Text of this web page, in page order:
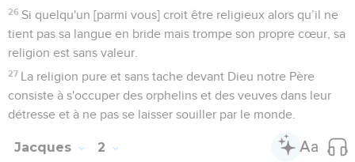
26 Si quelqu'un [parmi vous] croit être religieux alors qu’il ne
tient pas sa langue en bride mais trompe son propre cœur, sa
religion est sans valeur.
27 La religion pure et sans tache devant Dieu notre Père
consiste à s'occuper des orphelins et des veuves dans leur
détresse et à ne pas se laisser souiller par le monde.
Jacques 2